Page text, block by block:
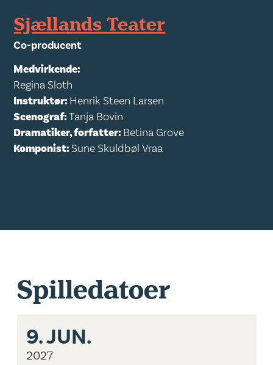
Sjællands Teater
Co-producent
Medvirkende:
Regina Sloth
Instruktør: Henrik Steen Larsen
Scenograf:Tanja Bovin
Dramatiker, forfatter: Betina Grove
Komponist:Sune Skuldbøl Vraa
Spilledatoer
9.JUN.
2027